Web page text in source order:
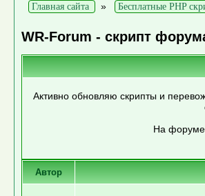
Главная сайта » Бесплатные PHP
WR-Forum - скрипт
Активно обновляю скрипты и
На
Автор